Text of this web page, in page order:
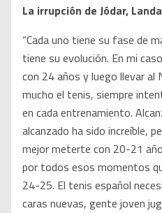
La irrupción de Jódar,
“Cada uno tiene su fase de
tiene su evolución. En mi
con 24 años y luego llevar al
mucho el tenis, siempre
en cada entrenamiento.
alcanzado ha sido increíble,
mejor meterte con 20-21
por todos esos momentos
24-25. El tenis español
caras nuevas, gente joven